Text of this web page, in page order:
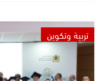
تربية وتكوين